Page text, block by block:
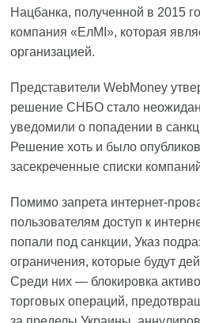
Нацбанка, полученной в 2015
компания «ЕлМІ», которая
организацией.
Представители WebMoney
решение СНБО стало
уведомили о попадении в
Решение хоть и было
засекреченные списки
Помимо запрета интернет-
пользователям доступ к
попали под санкции, Указ
ограничения, которые будут
Среди них — блокировка
торговых операций,